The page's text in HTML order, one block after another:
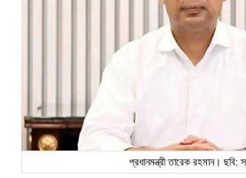
প্রধানমন্ত্রী তারেক রহমান। ছবি: